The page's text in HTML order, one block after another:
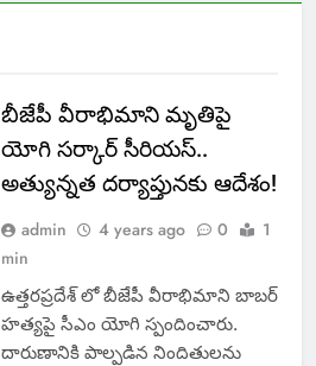
బీజేపీ వీరాభిమాని మృతిపై
యోగి సర్కార్ సీరియస్..
అత్యున్నత దర్యాప్తునకు ఆదేశం!
admin 4 years ago 0
1
min
ఉత్తరప్రదేశ్ లో బీజేపీ వీరాభిమాని బాబర్
హత్యపై సీఎం యోగి స్పందించారు.
దారుణానికి పాల్పడిన నిందితులను